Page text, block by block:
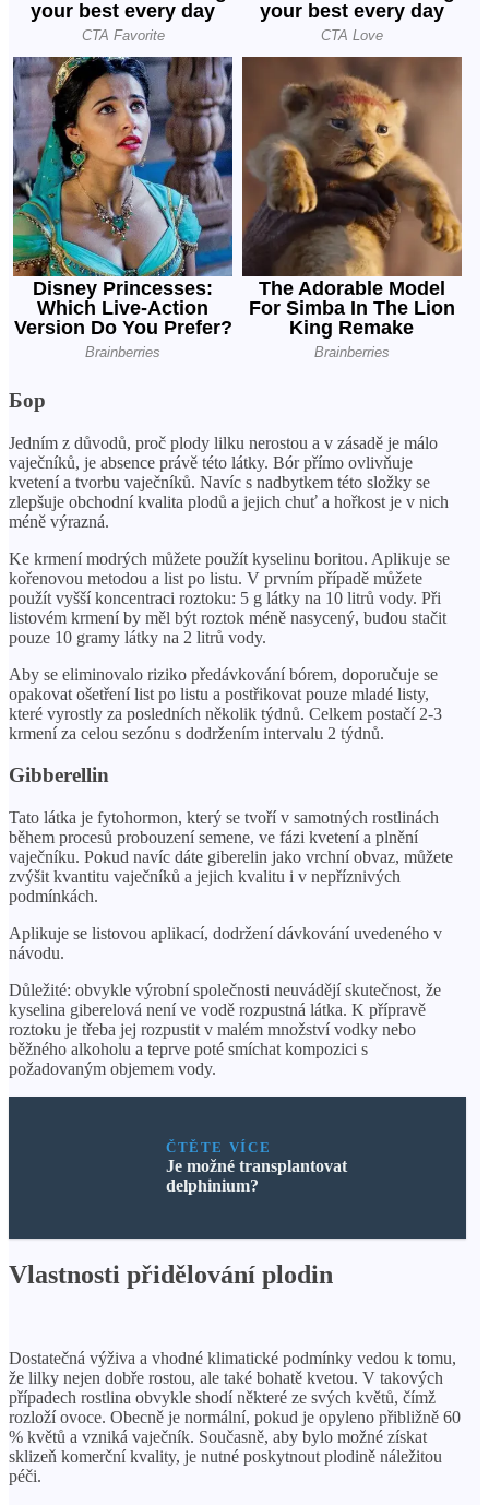
Бор
Jedním z důvodů, proč plody lilku nerostou a v zásadě je málo
vaječníků, je absence právě této látky. Bór přímo ovlivňuje
kvetení a tvorbu vaječníků. Navíc s nadbytkem této složky se
zlepšuje obchodní kvalita plodů a jejich chuť a hořkost je v nich
méně výrazná.
Ke krmení modrých můžete použít kyselinu boritou. Aplikuje se
kořenovou metodou a list po listu. V prvním případě můžete
použít vyšší koncentraci roztoku: 5 g látky na 10 litrů vody. Při
listovém krmení by měl být roztok méně nasycený, budou stačit
pouze 10 gramy látky na 2 litrů vody.
Aby se eliminovalo riziko předávkování bórem, doporučuje se
opakovat ošetření list po listu a postřikovat pouze mladé listy,
které vyrostly za posledních několik týdnů. Celkem postačí 2-3
krmení za celou sezónu s dodržením intervalu 2 týdnů.
Gibberellin
Tato látka je fytohormon, který se tvoří v samotných rostlinách
během procesů probouzení semene, ve fázi kvetení a plnění
vaječníku. Pokud navíc dáte giberelin jako vrchní obvaz, můžete
zvýšit kvantitu vaječníků a jejich kvalitu i v nepříznivých
podmínkách.
Aplikuje se listovou aplikací, dodržení dávkování uvedeného v
návodu.
Důležité: obvykle výrobní společnosti neuvádějí skutečnost, že
kyselina giberelová není ve vodě rozpustná látka. K přípravě
roztoku je třeba jej rozpustit v malém množství vodky nebo
běžného alkoholu a teprve poté smíchat kompozici s
požadovaným objemem vody.
ČTĚTE VÍCE
Je možné transplantovat
delphinium?
Vlastnosti přidělování plodin
Dostatečná výživa a vhodné klimatické podmínky vedou k tomu,
že lilky nejen dobře rostou, ale také bohatě kvetou. V takových
případech rostlina obvykle shodí některé ze svých květů, čímž
rozloží ovoce. Obecně je normální, pokud je opyleno přibližně 60
% květů a vzniká vaječník. Současně, aby bylo možné získat
sklizeň komerční kvality, je nutné poskytnout plodině náležitou
péči.